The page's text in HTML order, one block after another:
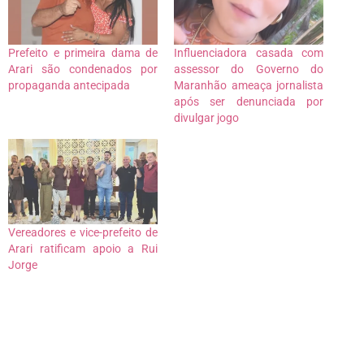
Prefeito e primeira dama de
Arari são condenados por
propaganda antecipada
Influenciadora casada com
assessor do Governo do
Maranhão ameaça jornalista
após ser denunciada por
divulgar jogo
Vereadores e vice-prefeito de
Arari ratificam apoio a Rui
Jorge